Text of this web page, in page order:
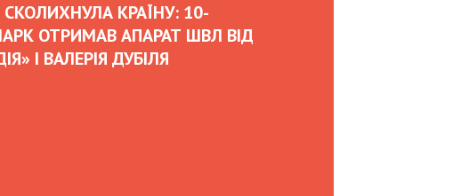
OLEKSII ABASOV: HOW UKRAINIAN BUSINESSES
CAN ATTRACT INTERNATIONAL INVESTMENTS
AND HEDGE RISKS DURING WAR